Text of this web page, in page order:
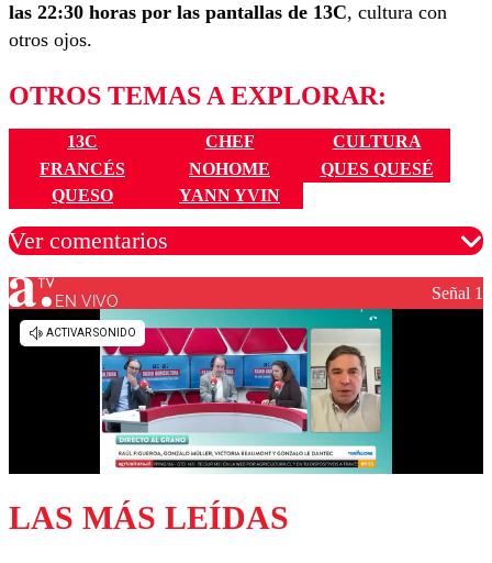
las 22:30 horas por las pantallas de 13C, cultura con
otros ojos.
OTROS TEMAS A EXPLORAR:
13C CHEF
CULTURA
FRANCÉS
NOHOME
QUES QUESÉ
QUESO
YANN YVIN
Ver comentarios
Los comentarios son moderados para garantizar un
diálogo respetuoso.
EN VIVO Señal 1
LAS MÁS LEÍDAS